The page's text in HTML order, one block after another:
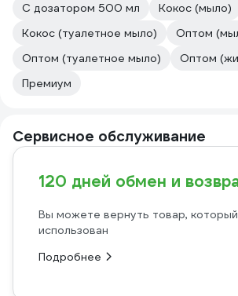
С дозатором 500 мл
Кокос (мыло)
Кокос (туалетное мыло)
Оптом
Оптом (туалетное мыло)
Оптом
Премиум
Сервисное обслуживание
120 дней обмен и
Вы можете вернуть товар,
использован
Подробнее